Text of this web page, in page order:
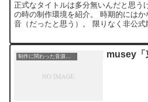
正式なタイトルは多分無いんだと思う
の時の制作環境を紹介。 時期的には
音（だったと思う）。 限りなく非公
制作に関わった音源等の紹介 musey「